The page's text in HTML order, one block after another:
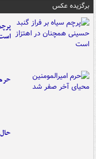
برگزیده عکس